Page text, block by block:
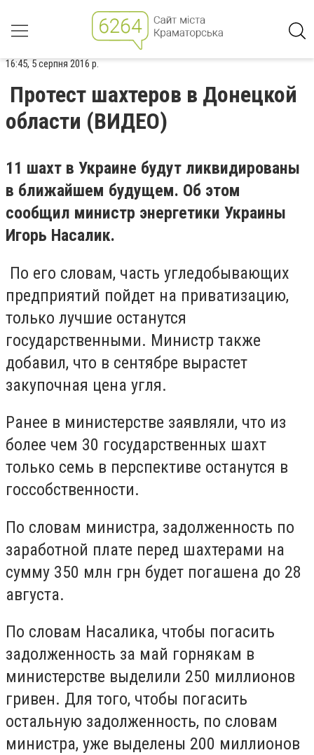
16:45, 5 серпня 2016 р.
Протест шахтеров в Донецкой
области (ВИДЕО)
11 шахт в Украине будут ликвидированы
в ближайшем будущем. Об этом
сообщил министр энергетики Украины
Игорь Насалик.
По его словам, часть угледобывающих
предприятий пойдет на приватизацию,
только лучшие останутся
государственными. Министр также
добавил, что в сентябре вырастет
закупочная цена угля.
Ранее в министерстве заявляли, что из
более чем 30 государственных шахт
только семь в перспективе останутся в
госсобственности.
По словам министра, задолженность по
заработной плате перед шахтерами на
сумму 350 млн грн будет погашена до 28
августа.
По словам Насалика, чтобы погасить
задолженность за май горнякам в
министерстве выделили 250 миллионов
гривен. Для того, чтобы погасить
остальную задолженность, по словам
министра, уже выделены 200 миллионов